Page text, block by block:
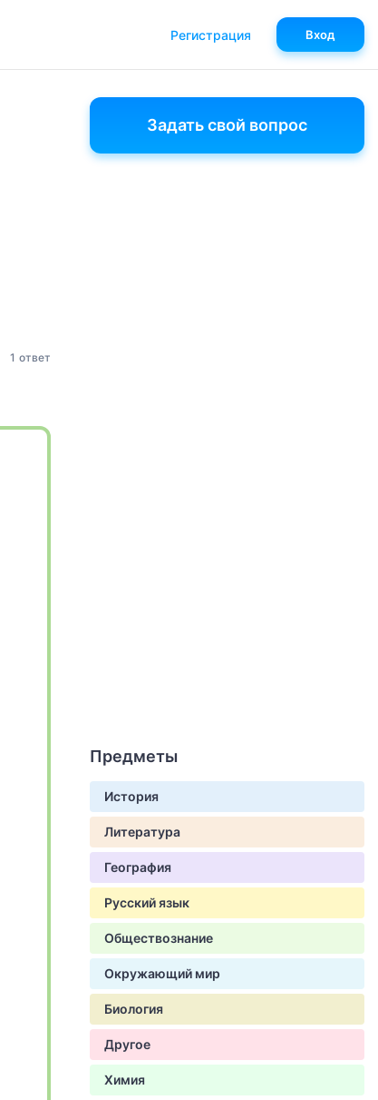
1 ответ
Задать свой вопрос
Предметы
История
Литература
География
Русский язык
Обществознание
Окружающий мир
Биология
Другое
Химия
Регистрация Вход